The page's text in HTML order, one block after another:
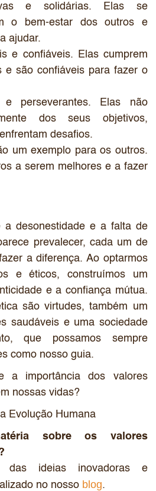
e solidárias. Elas se
o bem-estar dos outros e
ajudar.
e confiáveis. Elas cumprem
e são confiáveis para fazer o
e perseverantes. Elas não
dos seus objetivos,
desafios.
um exemplo para os outros.
a serem melhores e a fazer
a desonestidade e a falta de
prevalecer, cada um de
a diferença. Ao optarmos
e éticos, construímos um
e a confiança mútua.
são virtudes, também um
saudáveis e uma sociedade
que possamos sempre
como nosso guia.
a importância dos valores
nossas vidas?
Evolução Humana
sobre os valores
das ideias inovadoras e
no nosso blog.